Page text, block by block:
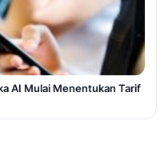
AI Mulai Menentukan Tarif